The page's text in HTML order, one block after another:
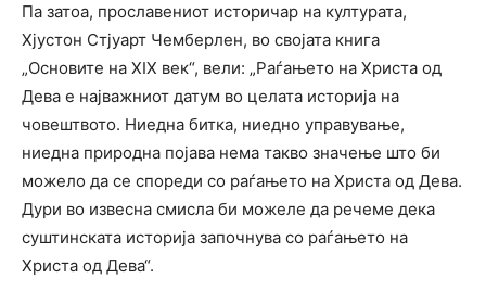
Па затоа, прославениот историчар на културата,
Хјустон Стјуарт Чемберлен, во својата книга
„Основите на XIX век“, вели: „Раѓањето на Христа од
Дева е најважниот датум во целата историја на
човештвото. Ниедна битка, ниедно управување,
ниедна природна појава нема такво значење што би
можело да се спореди со раѓањето на Христа од Дева.
Дури во извесна смисла би можеле да речеме дека
суштинската историја започнува со раѓањето на
Христа од Дева“.